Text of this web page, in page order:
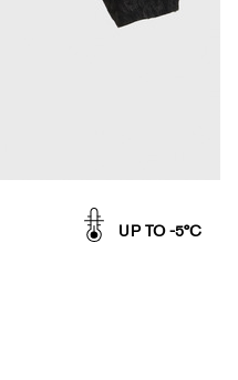
UP TO -5°C